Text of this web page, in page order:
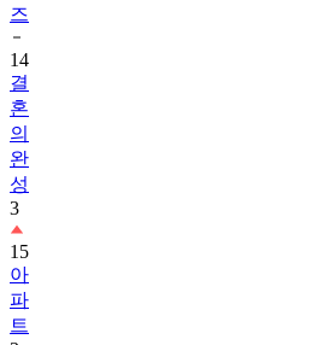
즈
14
결
혼
의
완
성
3
15
아
파
트